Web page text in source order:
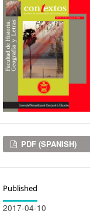
Downloads
PDF (SPANISH)
Published
2017-04-10